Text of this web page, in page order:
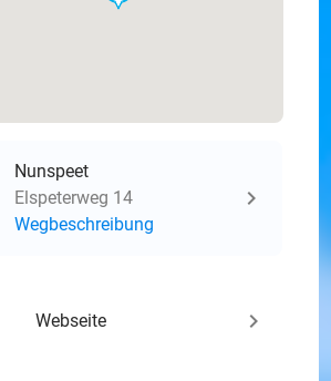
Nunspeet
Elspeterweg 14
Wegbeschreibung
Webseite keyboard_arrow_right